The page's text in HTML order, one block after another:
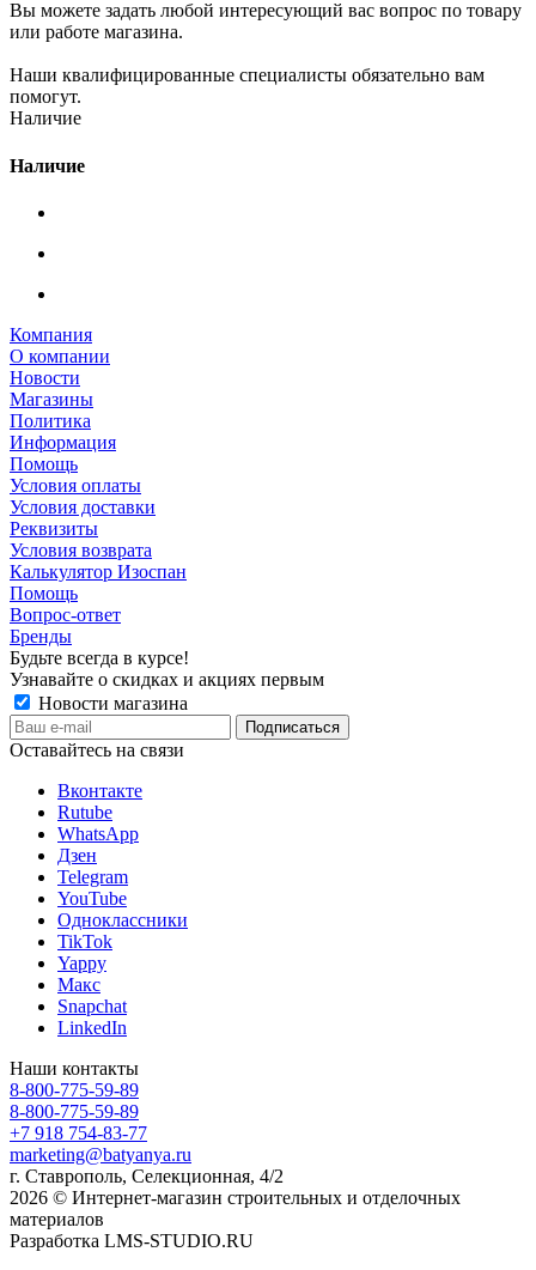
Вы можете задать любой интересующий вас вопрос по товару
или работе магазина.
Наши квалифицированные специалисты обязательно вам
помогут.
Наличие
Наличие
Компания
О компании
Новости
Магазины
Политика
Информация
Помощь
Условия оплаты
Условия доставки
Реквизиты
Условия возврата
Калькулятор Изоспан
Помощь
Вопрос-ответ
Бренды
Будьте всегда в курсе!
Узнавайте о скидках и акциях первым
Новости магазина
Оставайтесь на связи
Вконтакте
Rutube
WhatsApp
Дзен
Telegram
YouTube
Одноклассники
TikTok
Yappy
Макс
Snapchat
LinkedIn
Наши контакты
8-800-775-59-89
8-800-775-59-89
+7 918 754-83-77
marketing@batyanya.ru
г. Ставрополь, Селекционная, 4/2
2026 © Интернет-магазин строительных и отделочных
материалов
Разработка LMS-STUDIO.RU